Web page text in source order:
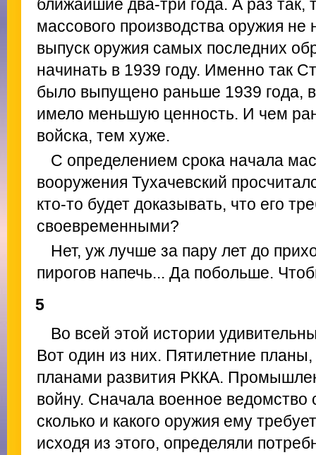
ближайшие два-три года. А раз так,
массового производства оружия
выпуск оружия самых последних
начинать в 1939 году. Именно так
было выпущено раньше 1939 года,
имело меньшую ценность. И чем
войска, тем хуже.
С определением срока начала
вооружения Тухачевский
кто-то будет доказывать, что его
своевременными?
Нет, уж лучше за пару лет до
пирогов напечь... Да побольше.
5
Во всей этой истории
Вот один из них. Пятилетние
планами развития РККА.
войну. Сначала военное ведомство
сколько и какого оружия ему
исходя из этого, определяли